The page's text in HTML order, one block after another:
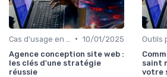
• 10/01/2025
Agence conception site web :
les clés d'une stratégie
réussie
saint
votre